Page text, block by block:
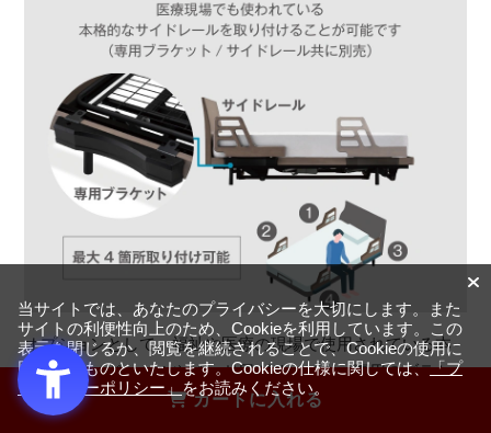
カートに入れる
オプションとして、福祉や医療の現場で使用されている本
格的なサイドレールやベッド用グリップを、専用のブラケ
ットを使って取り付けることが可能です。
当サイトでは、あなたのプライバシーを大切にします。また
サイトの利便性向上のため、Cookieを利用しています。この
表示を閉じるか、閲覧を継続されることで、Cookieの使用に
同意するものといたします。Cookieの仕様に関しては、「プ
ライバシーポリシー」をお読みください。